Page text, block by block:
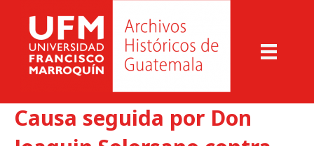
Causa seguida por Don